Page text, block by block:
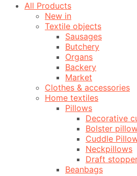
All Products
New in
Textile objects
Sausages
Butchery
Organs
Backery
Market
Clothes & accessories
Home textiles
Pillows
Decorative
Bolster
Cuddle
Neckpillows
Draft
Beanbags